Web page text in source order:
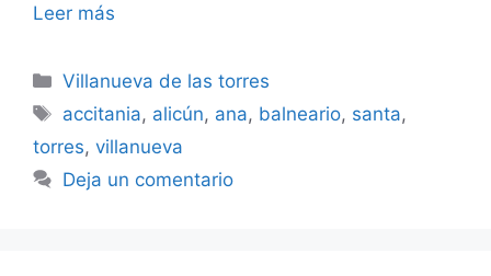
Leer más
Categorías
Villanueva de las torres
Etiquetas
accitania, alicún, ana, balneario, santa,
torres, villanueva
Deja un comentario